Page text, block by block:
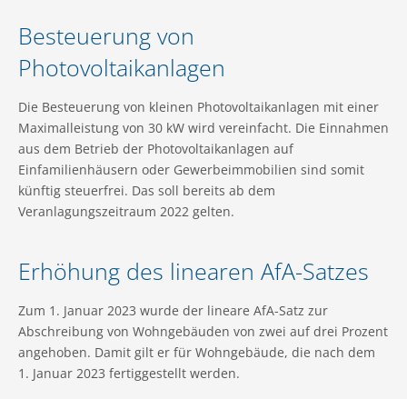
Besteuerung von
Photovoltaikanlagen
Die Besteuerung von kleinen Photovoltaikanlagen mit einer
Maximalleistung von 30 kW wird vereinfacht. Die Einnahmen
aus dem Betrieb der Photovoltaikanlagen auf
Einfamilienhäusern oder Gewerbeimmobilien sind somit
künftig steuerfrei. Das soll bereits ab dem
Veranlagungszeitraum 2022 gelten.
Erhöhung des linearen AfA-Satzes
Zum 1. Januar 2023 wurde der lineare AfA-Satz zur
Abschreibung von Wohngebäuden von zwei auf drei Prozent
angehoben. Damit gilt er für Wohngebäude, die nach dem
1. Januar 2023 fertiggestellt werden.